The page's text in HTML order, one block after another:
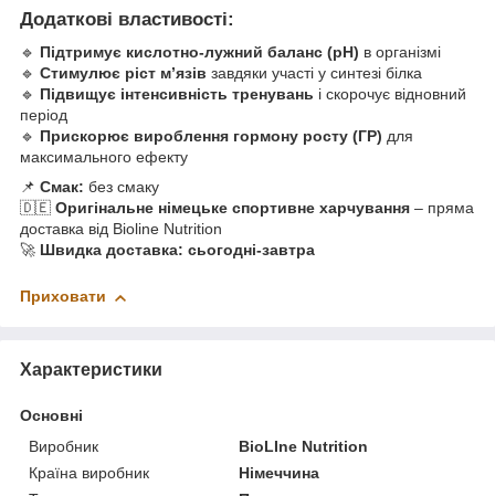
Додаткові властивості:
🔹 Підтримує кислотно-лужний баланс (pH) в організмі
🔹 Стимулює ріст м’язів завдяки участі у синтезі білка
🔹 Підвищує інтенсивність тренувань і скорочує відновний
період
🔹 Прискорює вироблення гормону росту (ГР) для
максимального ефекту
📌 Смак: без смаку
🇩🇪 Оригінальне німецьке спортивне харчування – пряма
доставка від Bioline Nutrition
🚀 Швидка доставка: сьогодні-завтра
Приховати
Характеристики
Основні
Виробник
BioLIne Nutrition
Країна виробник
Німеччина